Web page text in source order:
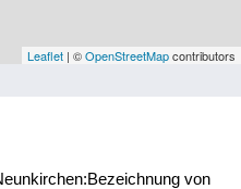
Leaflet | ©OpenStreetMapcontributors
von